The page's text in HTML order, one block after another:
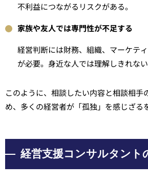
不利益につながるリスクがある。
家族や友人では専門性が不足する
経営判断には財務、組織、マーケテ
が必要。身近な人では理解しきれない
このように、相談したい内容と相談相手
め、多くの経営者が「孤独」を感じざる
経営支援コンサルタント